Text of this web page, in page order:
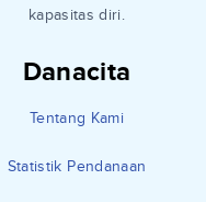
Danacita
Tentang Kami
Statistik Pendanaan
kapasitas diri.